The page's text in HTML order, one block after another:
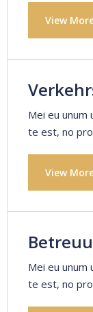
View
Mei eu
te est, no
View
Mei eu
te est, no